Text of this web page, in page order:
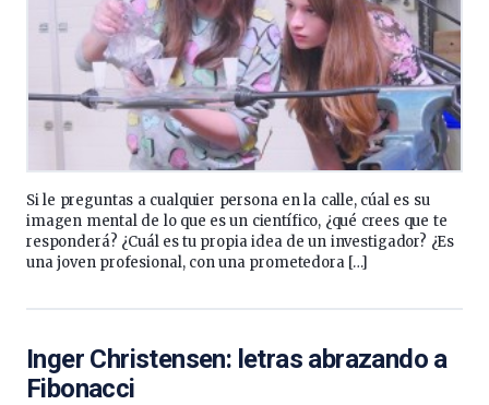
Si le preguntas a cualquier persona en la calle, cúal es su
imagen mental de lo que es un científico, ¿qué crees que te
responderá? ¿Cuál es tu propia idea de un investigador? ¿Es
una joven profesional, con una prometedora […]
Inger Christensen: letras abrazando a
Fibonacci